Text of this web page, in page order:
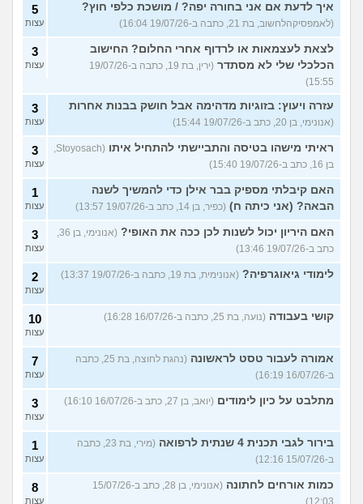
איך לדעת אם אני בחורה יפה? / מושכת כלפי חוץ?
(לאמפסיקהלחשוב, בת 21, כתבה ב-19/07/26 16:04)
5
עצות
לצאת לעצמאות או לרדוף אחרי החלום? החישוב
הכלכלי שלי לא מסתדר
(ירין, בת 19, כתבה ב-19/07/26
15:55)
3
עצות
עזרה ויעוץ: בזוגיות מדהימה אבל חושק בבנות אחרות
(אנונימי, בן 20, כתב ב-19/07/26 15:44)
3
עצות
ראיתי מישהו בטיסה והתביישתי להתחיל איתו
(Stoyosach,
בן 16, כתב ב-19/07/26 15:40)
3
עצות
האם קיבלתי מספיק בבר אילן כדי להמשיך לשנה
הבאה? (אני כיתה ח) (כפיר, בן 14, כתב ב-19/07/26 13:57)
1
עצות
האם היריון יכול לשנות לכן ככה את האופי?
(אנונימי, בן 36,
כתב ב-19/07/26 13:46)
3
עצות
לימודי גיאוגרפיה? (אנונימית, בת 19, כתבה ב-19/07/26 13:37) 2
עצות
קושי בעבודה (נועה, בת 25, כתבה ב-16/07/26 16:28) 10
עצות
אמורה לעבור טסט לראשונה
(נהגת לחוצה, בת 25, כתבה
ב-16/07/26 16:19)
7
עצות
מתלבט על כיון לימודים (יואב, בן 27, כתב ב-16/07/26 16:10) 3
עצות
בירור לגבי תכנית 4 שנתית לרפואה
(מירי, בת 23, כתבה
ב-15/07/26 12:16)
1
עצות
כמות אורחים לחתונה
(אנונימי, בן 28, כתב ב-15/07/26
12:03)
8
עצות